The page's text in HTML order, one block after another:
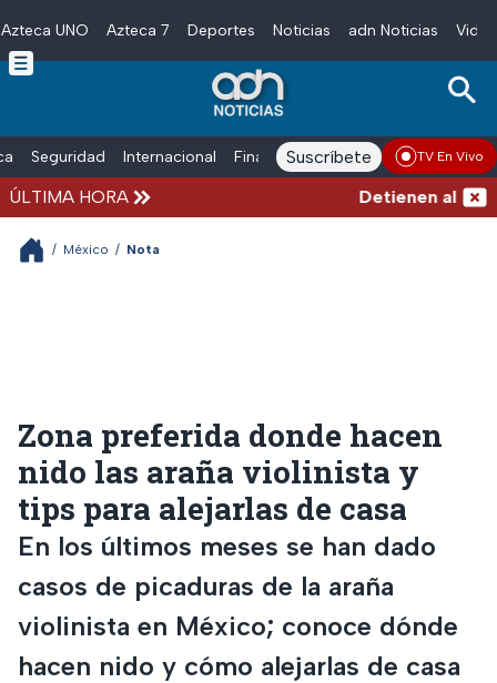
Skip to main content
Azteca UNO Azteca 7 Deportes Noticias adn Noticias
Seguridad Internacional Finanzas adn Noticias Radio
Suscríbete TV En Vivo
ÚLTIMA HORA Detienen al
/ México / Nota
Zona preferida donde hacen
nido las araña violinista y
tips para alejarlas de casa
En los últimos meses se han dado
casos de picaduras de la araña
violinista en México; conoce dónde
hacen nido y cómo alejarlas de casa